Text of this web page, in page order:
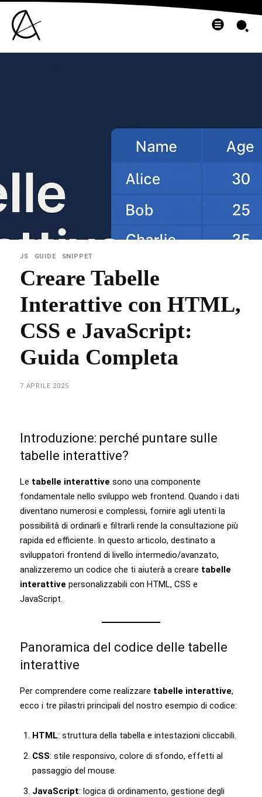
JS GUIDE SNIPPET
Creare Tabelle
Interattive con HTML,
CSS e JavaScript:
Guida Completa
7 APRILE 2025
Introduzione: perché puntare sulle
tabelle interattive?
Le tabelle interattive sono una componente
fondamentale nello sviluppo web frontend. Quando i dati
diventano numerosi e complessi, fornire agli utenti la
possibilità di ordinarli e filtrarli rende la consultazione più
rapida ed efficiente. In questo articolo, destinato a
sviluppatori frontend di livello intermedio/avanzato,
analizzeremo un codice che ti aiuterà a creare tabelle
interattive personalizzabili con HTML, CSS e
JavaScript.
Panoramica del codice delle tabelle
interattive
Per comprendere come realizzare tabelle interattive,
ecco i tre pilastri principali del nostro esempio di codice:
HTML: struttura della tabella e intestazioni cliccabili.
CSS: stile responsivo, colore di sfondo, effetti al
passaggio del mouse.
JavaScript: logica di ordinamento, gestione degli